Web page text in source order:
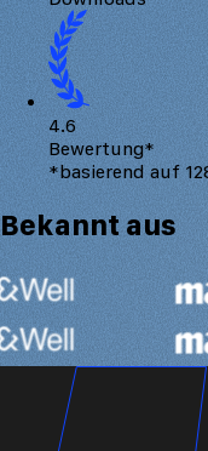
4.6
Bewertung*
*basierend auf
Bekanntaus